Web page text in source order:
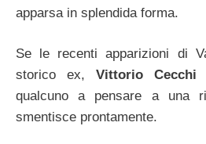
apparsa in splendida forma.
Se le recenti apparizioni di
storico ex, Vittorio Cecchi
qualcuno a pensare a una
smentisce prontamente.